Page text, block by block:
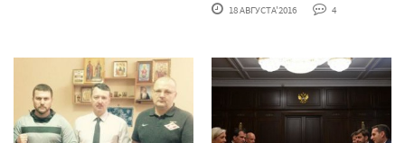
18 АВГУСТА'2016 4